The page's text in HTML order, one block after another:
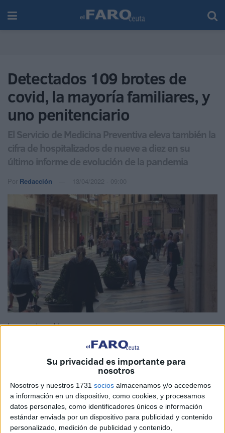
Su privacidad es importante para
nosotros
Nosotros y nuestros 1731 socios almacenamos y/o accedemos
a información en un dispositivo, como cookies, y procesamos
datos personales, como identificadores únicos e información
estándar enviada por un dispositivo para publicidad y contenido
personalizado, medición de publicidad y contenido,
Detectados 109 brotes de
covid, la mayoría familiares, y
uno penitenciario
El Servicio de Medicina Preventiva eleva también la
cifra de hospitalizados de nueve a diez en su
último informe de evolución de la pandemia
Por Redacción 13/04/2022 - 09:00
Imagen de archivo
El Servicio de Medicina Preventiva del Instituto Nacional
de Gestión Sanitaria en Ceuta (Ingesa) ha publicado un
nuevo informe de seguimiento de la pandemia del
coronavirus que data de este martes 12 de abril. El
departamento que dirige Julián Domínguez contabiliza 109